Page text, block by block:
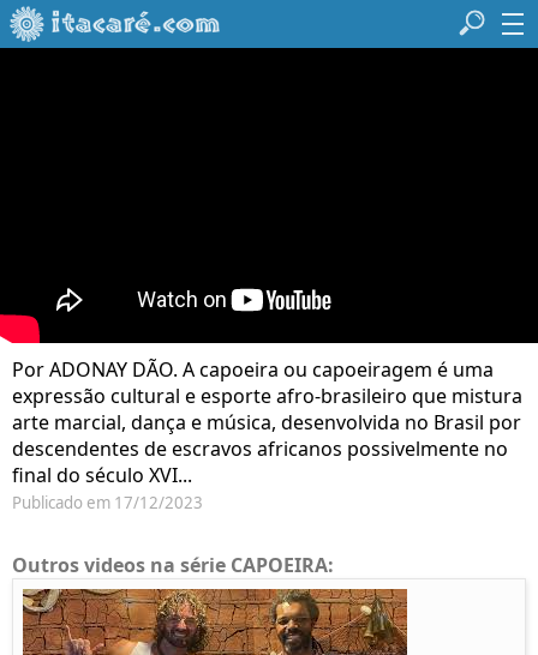
Por ADONAY DÃO. A capoeira ou capoeiragem é uma
expressão cultural e esporte afro-brasileiro que mistura
arte marcial, dança e música, desenvolvida no Brasil por
descendentes de escravos africanos possivelmente no
final do século XVI...
Publicado em 17/12/2023
Outros videos na série CAPOEIRA: